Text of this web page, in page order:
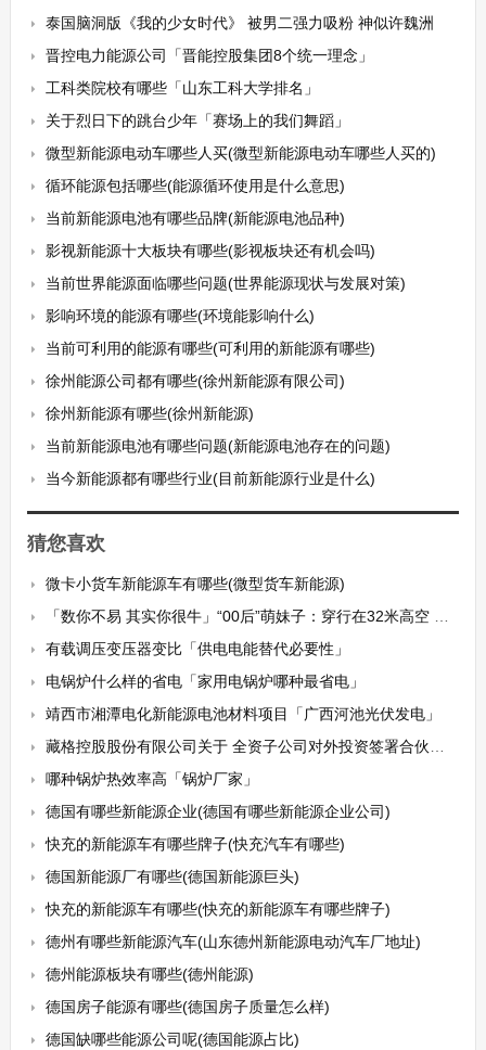
泰国脑洞版《我的少女时代》 被男二强力吸粉 神似许魏洲
晋控电力能源公司「晋能控股集团8个统一理念」
工科类院校有哪些「山东工科大学排名」
关于烈日下的跳台少年「赛场上的我们舞蹈」
微型新能源电动车哪些人买(微型新能源电动车哪些人买的)
循环能源包括哪些(能源循环使用是什么意思)
当前新能源电池有哪些品牌(新能源电池品种)
影视新能源十大板块有哪些(影视板块还有机会吗)
当前世界能源面临哪些问题(世界能源现状与发展对策)
影响环境的能源有哪些(环境能影响什么)
当前可利用的能源有哪些(可利用的新能源有哪些)
徐州能源公司都有哪些(徐州新能源有限公司)
徐州新能源有哪些(徐州新能源)
当前新能源电池有哪些问题(新能源电池存在的问题)
当今新能源都有哪些行业(目前新能源行业是什么)
猜您喜欢
微卡小货车新能源车有哪些(微型货车新能源)
「数你不易 其实你很牛」“00后”萌妹子：穿行在32米高空 守护高铁用电安全
有载调压变压器变比「供电电能替代必要性」
电锅炉什么样的省电「家用电锅炉哪种最省电」
靖西市湘潭电化新能源电池材料项目「广西河池光伏发电」
藏格控股股份有限公司关于 全资子公司对外投资签署合伙协议的公告
哪种锅炉热效率高「锅炉厂家」
德国有哪些新能源企业(德国有哪些新能源企业公司)
快充的新能源车有哪些牌子(快充汽车有哪些)
德国新能源厂有哪些(德国新能源巨头)
快充的新能源车有哪些(快充的新能源车有哪些牌子)
德州有哪些新能源汽车(山东德州新能源电动汽车厂地址)
德州能源板块有哪些(德州能源)
德国房子能源有哪些(德国房子质量怎么样)
德国缺哪些能源公司呢(德国能源占比)